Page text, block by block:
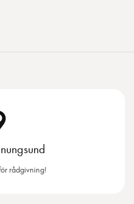
rådgivning!